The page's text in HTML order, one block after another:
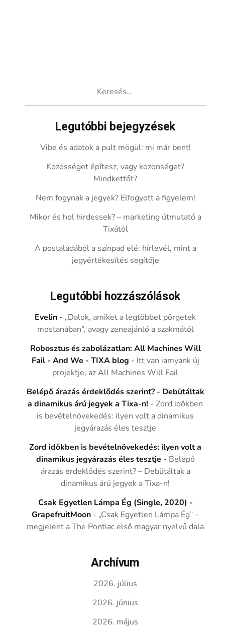
Legutóbbi bejegyzések
Vibe és adatok a pult mögül: mi már bent!
Közösséget építesz, vagy közönséget?
Mindkettőt?
Nem fogynak a jegyek? Elfogyott a figyelem!
Mikor és hol hirdessek? – marketing útmutató a
Tixától
A postaládából a színpad elé: hírlevél, mint a
jegyértékesítés segítője
Legutóbbi hozzászólások
Evelin - „Dalok, amiket a legtöbbet pörgetek
mostanában”, avagy zeneajánló a szakmától
Robosztus és zabolázatlan: All Machines Will
Fail - And We - TIXA blog - Itt van iamyank új
projektje, az All Machines Will Fail
Belépő árazás érdeklődés szerint? - Debütáltak
a dinamikus árú jegyek a Tixa-n! -Zord időkben
is bevételnövekedés: ilyen volt a dinamikus
jegyárazás éles tesztje
Zord időkben is bevételnövekedés: ilyen volt a
dinamikus jegyárazás éles tesztje - Belépő
árazás érdeklődés szerint? – Debütáltak a
dinamikus árú jegyek a Tixa-n!
Csak Egyetlen Lámpa Ég (Single, 2020) -
GrapefruitMoon - „Csak Egyetlen Lámpa Ég” –
megjelent a The Pontiac első magyar nyelvű dala
Archívum
2026. július
2026. június
2026. május